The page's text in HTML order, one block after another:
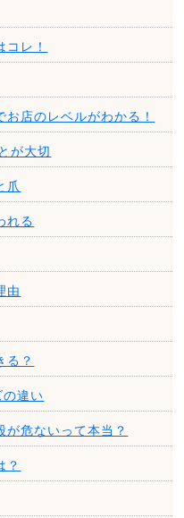
レ！
店のレベルがわかる！
が大切
爪
れる
由
る？
違い
が危ないって本当？
？